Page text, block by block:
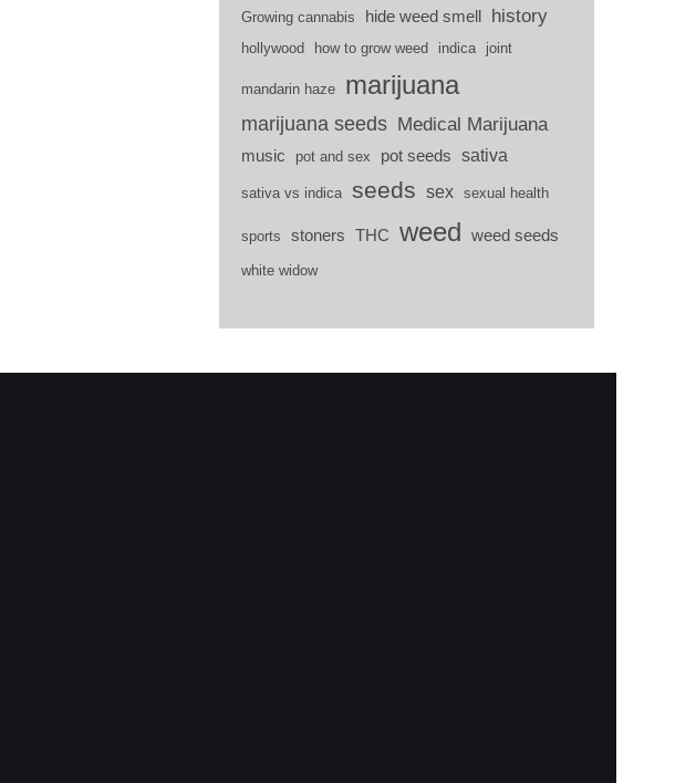
Growing cannabis hide weed smell history
hollywood how to grow weed indica joint
mandarin haze marijuana
marijuana seeds Medical Marijuana
music pot and sex pot seeds sativa
sativa vs indica seeds sex sexual health
sports stoners THC weed weed seeds
white widow